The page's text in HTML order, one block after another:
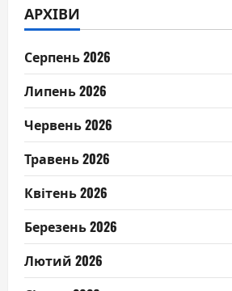
АРХІВИ
Серпень 2026
Липень 2026
Червень 2026
Травень 2026
Квітень 2026
Березень 2026
Лютий 2026